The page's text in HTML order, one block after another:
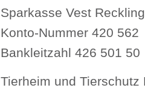
Sparkasse Vest
Konto-Nummer 420 562
Bankleitzahl 426 501 50
Tierheim und Tierschutz